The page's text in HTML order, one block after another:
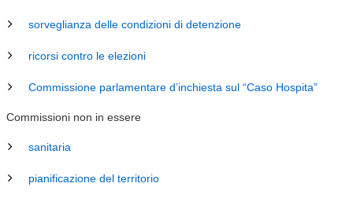
sorveglianza delle condizioni di detenzione
ricorsi contro le elezioni
Commissione parlamentare d’inchiesta sul “Caso Hospita”
Commissioni non in essere
sanitaria
pianificazione del territorio